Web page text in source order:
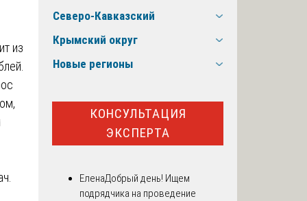
из
Северо-Кавказский
Крымский округ
Новые регионы
КОНСУЛЬТАЦИЯ
ЭКСПЕРТА
ЕленаДобрый день! Ищем
подрядчика на проведение